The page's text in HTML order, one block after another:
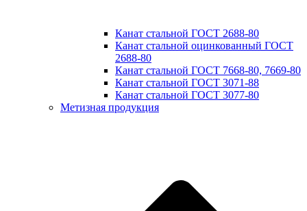
Канат стальной ГОСТ 2688-80
Канат стальной оцинкованный ГОСТ
2688-80
Канат стальной ГОСТ 7668-80, 7669-80
Канат стальной ГОСТ 3071-88
Канат стальной ГОСТ 3077-80
Метизная продукция